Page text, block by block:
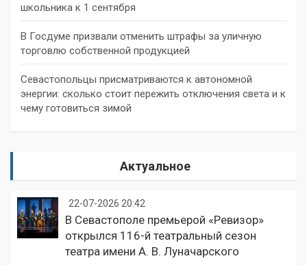
школьника к 1 сентября
В Госдуме призвали отменить штрафы за уличную
торговлю собственной продукцией
Севастопольцы присматриваются к автономной
энергии: сколько стоит пережить отключения света и к
чему готовиться зимой
Актуальное
22-07-2026 20:42
В Севастополе премьерой «Ревизор»
открылся 116-й театральный сезон
театра имени А. В. Луначарского